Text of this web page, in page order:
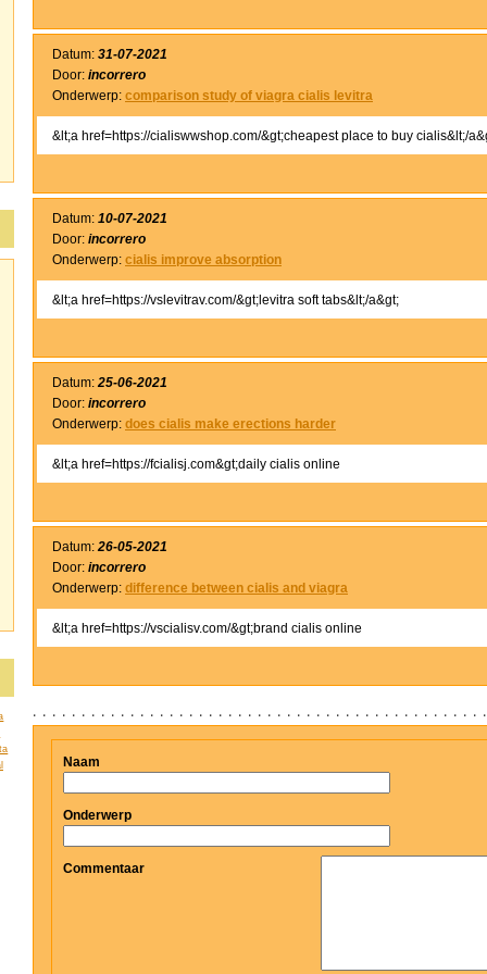
Datum: 31-07-2021
Door: incorrero
Onderwerp: comparison study of viagra cialis levitra
&lt;a href=https://cialiswwshop.com/&gt;cheapest place to buy cialis&lt;/
Datum: 10-07-2021
Door: incorrero
Onderwerp: cialis improve absorption
&lt;a href=https://vslevitrav.com/&gt;levitra soft tabs&lt;/a&gt;
Datum:25-06-2021
Door: incorrero
Onderwerp: does cialis make erections harder
&lt;a href=https://fcialisj.com&gt;daily cialis online
Datum:26-05-2021
Door: incorrero
Onderwerp: difference between cialis and viagra
&lt;a href=https://vscialisv.com/&gt;brand cialis online
Naam
Onderwerp
Commentaar